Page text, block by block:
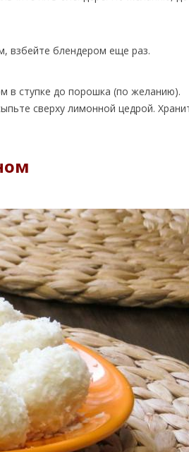
взбейте блендером еще раз.
в ступке до порошка (по желанию).
сверху лимонной цедрой.